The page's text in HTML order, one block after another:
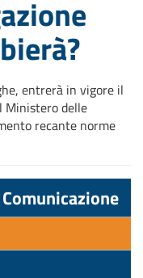
entrerà in vigore il
Ministero delle
recante norme
Comunicazione